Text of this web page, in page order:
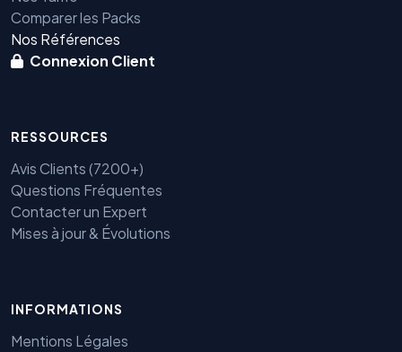
Comparer les Packs
Nos Références
Connexion Client
RESSOURCES
Avis Clients (7200+)
Questions Fréquentes
Contacter un Expert
Mises à jour & Évolutions
INFORMATIONS
Mentions Légales